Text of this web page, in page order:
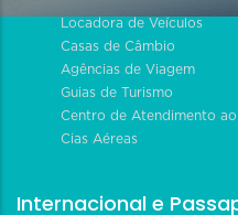
Locadora de Veículos
Casas de Câmbio
Agências de Viagem
Guias de Turismo
Centro de Atendimento ao
Cias Aéreas
Internacional e